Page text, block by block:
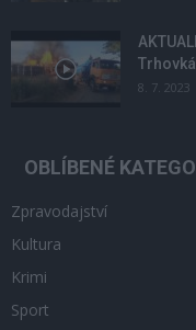
8. 7. 2023
OBLÍBENÉ
Zpravodajství
Kultura
Krimi
Sport